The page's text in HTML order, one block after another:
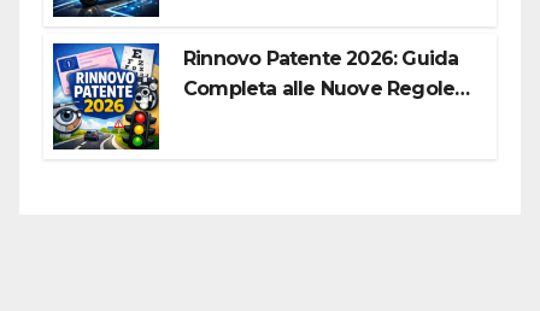
Rinnovo Patente 2026: Guida
Completa alle Nuove Regole,